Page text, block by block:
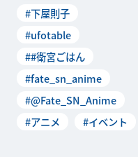
#下屋則子
#ufotable
##衛宮ごはん
#fate_sn_anime
#@Fate_SN_Anime
#アニメ
#イベント